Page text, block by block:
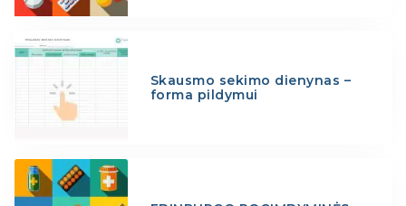
Skausmo sekimo dienynas –
forma pildymui